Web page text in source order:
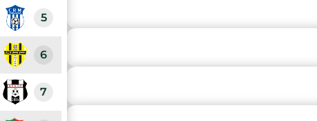
5
6
7